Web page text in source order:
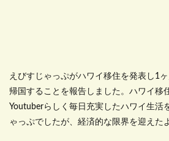
えびすじゃっぷがハワイ移住を発表し 1
帰国することを報告しました。ハワイ移
Youtuberらしく毎日充実したハワイ生活
ゃっぷでしたが、経済的な限界を迎えた